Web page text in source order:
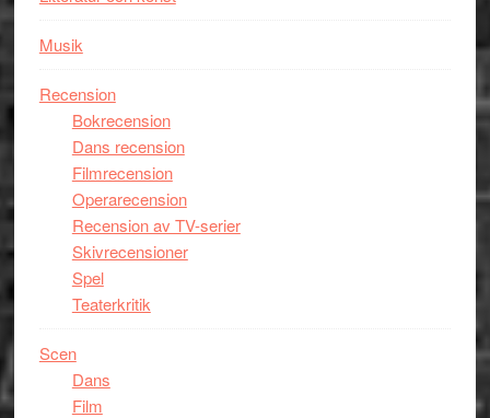
Musik
Recension
Bokrecension
Dans recension
Filmrecension
Operarecension
Recension av TV-serier
Skivrecensioner
Spel
Teaterkritik
Scen
Dans
Film